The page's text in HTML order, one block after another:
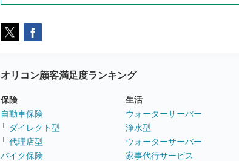
オリコン顧客満足度ランキング
保険
自動車保険
└ ダイレクト型
└ 代理店型
バイク保険
生活
ウォーターサーバー
浄水型
ウォーターサーバー
家事代行サービス